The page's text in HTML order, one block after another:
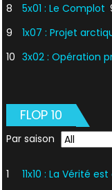
8
5x01 : Le Complot
9
1x07 : Projet
10 3x02 : Opération
FLOP 10
Par saison
1 11x10 : La Vérité